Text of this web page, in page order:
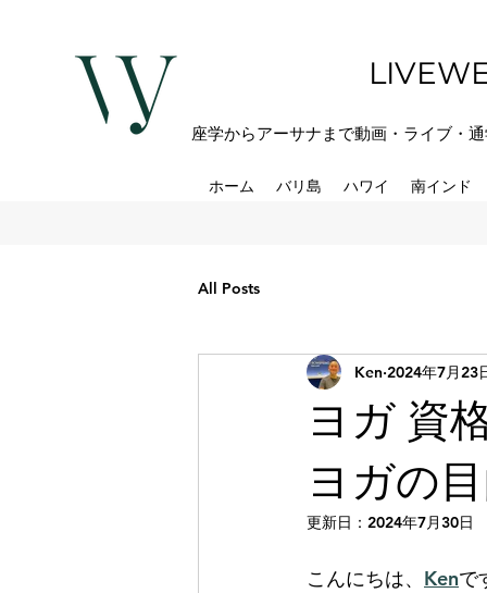
座学からアーサナまで動画・ライブ・
ホーム バリ島 ハワイ 南インド
All Posts
ヨガ 資
ヨガの
Ken 2024年7月23
更新日： 2024年7月30日
こんにちは、 Kenで